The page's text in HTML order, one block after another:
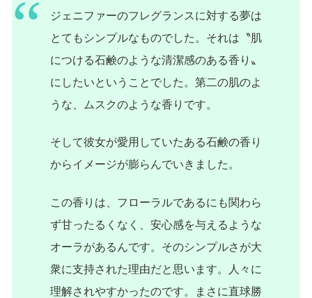
ジェニファーのフレグランスに対する夢は
とてもシンプルなものでした。それは〝肌
につける石鹸のような清潔感のある香り〟
にしたいということでした。第二の肌のよ
うな、ムスクのような香りです。
そして彼女が愛用していたある石鹸の香り
からイメージが膨らんでいきました。
この香りは、フローラルであるにも関わら
ず甘ったるくなく、安心感を与えるような
オーラがあるんです。そのシンプルさが大
衆に支持された理由だと思います。人々に
理解されやすかったのです。まさに直球勝